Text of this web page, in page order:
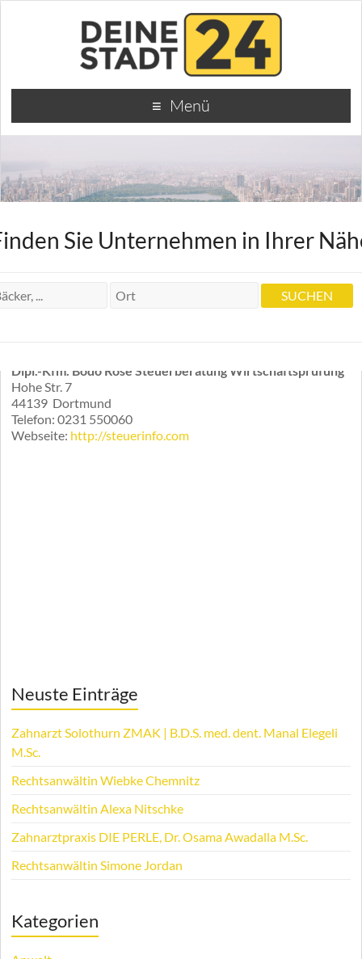
Menü
Wirtschaftsprüfung
Sie Unternehmen in Ihrer
Dipl.-Kfm. Bodo Röse Steuerberatung Wirtschaftsprüfung
Hohe Str. 7
44139 Dortmund
Telefon:0231 550060
Webseite: http://steuerinfo.com
Neuste Einträge
Zahnarzt Solothurn ZMAK | B.D.S. med. dent. Manal Elegeli
M.Sc.
Rechtsanwältin Wiebke Chemnitz
Rechtsanwältin Alexa Nitschke
Zahnarztpraxis DIE PERLE, Dr. Osama Awadalla M.Sc.
Rechtsanwältin Simone Jordan
Kategorien